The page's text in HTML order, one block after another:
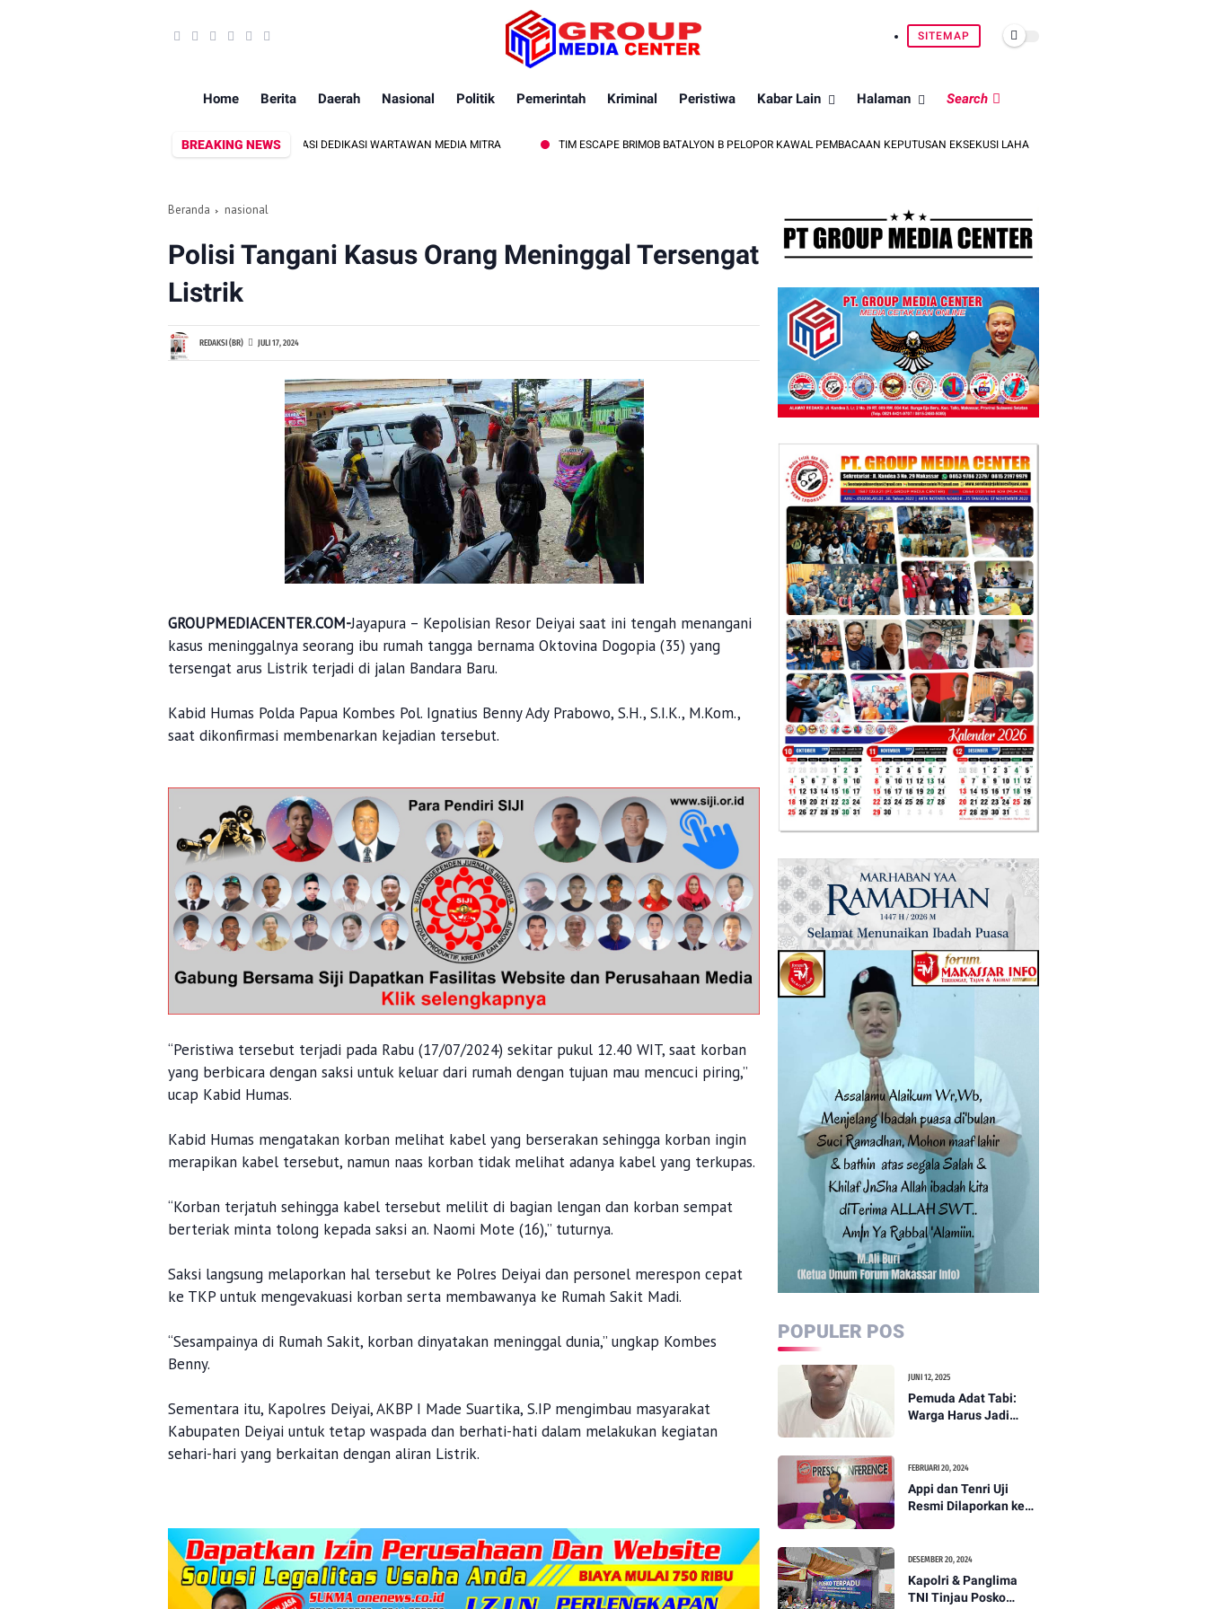
SITEMAP
Home Berita Daerah Nasional Politik Pemerintah Kriminal Peristiwa Kabar Lain Halaman Search
BREAKING NEWS
INFORMASI, DANDIM 1409/GOWA APRESIASI DEDIKASI WARTAWAN MEDIA MITRA TIM ESCAPE BRIMOB BATALYON B PELOPOR KAWAL PEMBACAAN KEPUTUSAN EKSEKUSI LAHAN DI PINRANG
Beranda nasional
Polisi Tangani Kasus Orang Meninggal Tersengat
Listrik
REDAKSI (BR) JULI 17, 2024
GROUPMEDIACENTER.COM-Jayapura – Kepolisian Resor Deiyai saat ini tengah menangani
kasus meninggalnya seorang ibu rumah tangga bernama Oktovina Dogopia (35) yang
tersengat arus Listrik terjadi di jalan Bandara Baru.
Kabid Humas Polda Papua Kombes Pol. Ignatius Benny Ady Prabowo, S.H., S.I.K., M.Kom.,
saat dikonfirmasi membenarkan kejadian tersebut.
“Peristiwa tersebut terjadi pada Rabu (17/07/2024) sekitar pukul 12.40 WIT, saat korban
yang berbicara dengan saksi untuk keluar dari rumah dengan tujuan mau mencuci piring,”
ucap Kabid Humas.
Kabid Humas mengatakan korban melihat kabel yang berserakan sehingga korban ingin
merapikan kabel tersebut, namun naas korban tidak melihat adanya kabel yang terkupas.
“Korban terjatuh sehingga kabel tersebut melilit di bagian lengan dan korban sempat
berteriak minta tolong kepada saksi an. Naomi Mote (16),” tuturnya.
Saksi langsung melaporkan hal tersebut ke Polres Deiyai dan personel merespon cepat
ke TKP untuk mengevakuasi korban serta membawanya ke Rumah Sakit Madi.
“Sesampainya di Rumah Sakit, korban dinyatakan meninggal dunia,” ungkap Kombes
Benny.
Sementara itu, Kapolres Deiyai, AKBP I Made Suartika, S.IP mengimbau masyarakat
Kabupaten Deiyai untuk tetap waspada dan berhati-hati dalam melakukan kegiatan
sehari-hari yang berkaitan dengan aliran Listrik.
POPULER POS
JUNI 12, 2025
Pemuda Adat Tabi:
Warga Harus Jadi
FEBRUARI 20, 2024
Appi dan Tenri Uji
Resmi Dilaporkan ke
DESEMBER 20, 2024
Kapolri & Panglima
TNI Tinjau Posko